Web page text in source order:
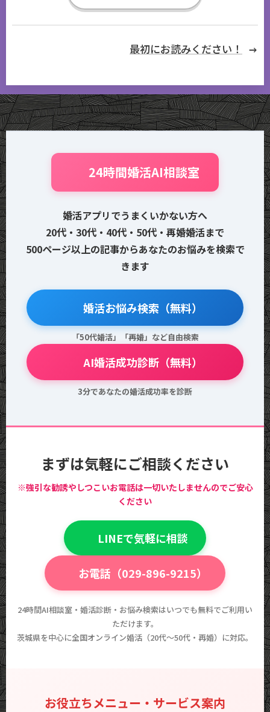
最初にお読みください！
🤖 24時間婚活AI相談室
婚活アプリでうまくいかない方へ
20代・30代・40代・50代・再婚婚活まで
500ページ以上の記事からあなたのお悩みを検索で
きます
🔍 婚活お悩み検索（無料）
「50代婚活」「再婚」など自由検索
💖 AI婚活成功診断（無料）
3分であなたの婚活成功率を診断
まずは気軽にご相談ください
※強引な勧誘やしつこいお電話は一切いたしませんのでご安心
ください
💬 LINEで気軽に相談
📞 お電話（029-896-9215）
24時間AI相談室・婚活診断・お悩み検索はいつでも無料でご利用い
ただけます。
茨城県を中心に全国オンライン婚活（20代〜50代・再婚）に対応。
お役立ちメニュー・サービス案内